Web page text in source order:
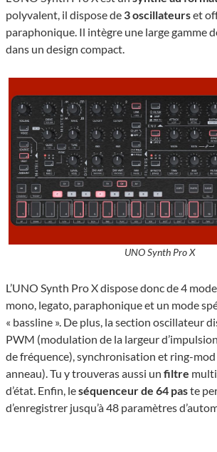
polyvalent, il dispose de 3 oscillateurset
paraphonique. Il intègre une large gamme
dans un design compact.
UNO Synth Pro X
L’UNO Synth Pro X dispose donc de 4
mono, legato, paraphonique et un mode
« bassline ». De plus, la section oscillateur
PWM (modulation de la largeur
de fréquence), synchronisation et ring-
anneau). Tu y trouveras aussi un filtre
d’état. Enfin, leséquenceur de 64 paste
d’enregistrer jusqu’à 48 paramètres